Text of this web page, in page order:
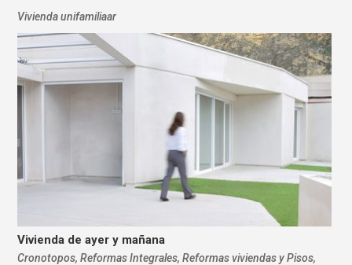
Vivienda unifamiliaar
Vivienda de ayer y mañana
Cronotopos,Reformas Integrales,Reformas viviendas y Pisos,